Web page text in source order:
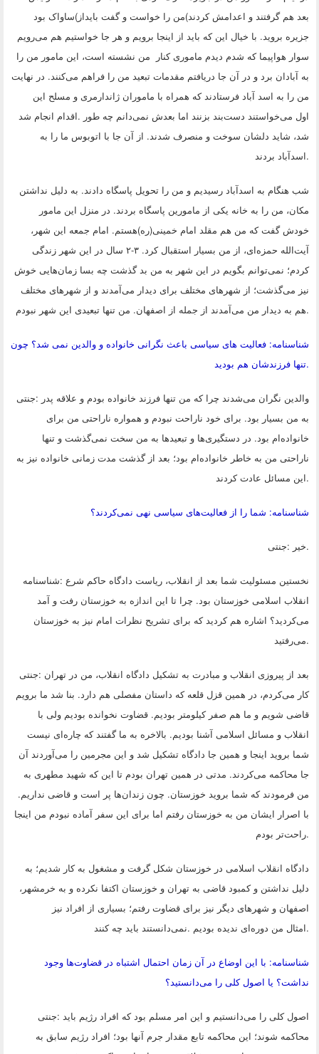
ساواک بود(بعد هم گرفتند و اعدامش کردند)من را خواست و گفت بایداز
جزیره بروید. با خیال این که باید از اینجا برویم و هر جا خواستیم هم می‌رویم
سوار هواپیما که شدم دیدم ماموری کنار من نشسته است، این مامور من را
به آبادان برد و در آن جا دریافتم مقدمات تبعید من را فراهم می‌کنند. در نهایت
من را به اسد آباد فرستادند که همراه با ماموران ژاندارمری و مسلح این
اقدام انجام شد. اول می‌خواستند دست‌بند بزنند اما بعدش نمی‌دانم چه طور
شد، شاید دلشان سوخت و منصرف شدند. از آن جا با اتوبوس ما را به
اسدآباد بردند.
شب هنگام به اسدآباد رسیدیم و من را تحویل پاسگاه دادند. به دلیل نداشتن
مکان، من را به خانه یکی از مامورین پاسگاه بردند. در منزل این مامور
خودش گفت که من هم مقلد امام خمینی(ره)هستم. امام جمعه این شهر،
آیت‌الله حمزه‌ای، از من بسیار استقبال کرد. ۳-۲ سال در این شهر زندگی
کردم؛ نمی‌توانم بگویم در این شهر به من بد گذشت چه بسا زمان‌هایی خوش
نیز می‌گذشت؛ از شهرهای مختلف برای دیدار می‌آمدند و از شهرهای مختلف
هم به دیدار من می‌آمدند از جمله از اصفهان. من تنها تبعیدی این شهر نبودم.
شناسنامه: فعالیت های سیاسی باعث نگرانی خانواده و والدین نمی شد؟ چون
تنها فرزندشان هم بودید.
جنتی: والدین نگران می‌شدند چرا که من تنها فرزند خانواده بودم و علاقه پدر
به من بسیار بود. برای خود ناراحت نبودم و همواره ناراحتی من برای
خانواده‌ام بود. در دستگیری‌ها و تبعیدها به من سخت نمی‌گذشت و تنها
ناراحتی من به خاطر خانواده‌ام بود؛ بعد از گذشت مدت زمانی خانواده نیز به
این مسائل عادت کردند.
شناسنامه: شما را از فعالیت‌های سیاسی نهی نمی‌کردند؟
جنتی: خیر.
شناسنامه: نخستین مسئولیت شما بعد از انقلاب، ریاست دادگاه حاکم شرع
انقلاب اسلامی خوزستان بود. چرا تا این اندازه به خوزستان رفت و آمد
می‌کردید؟ اشاره هم کردید که برای تشریح نظرات امام نیز به خوزستان
می‌رفتید.
جنتی: بعد از پیروزی انقلاب و مبادرت به تشکیل دادگاه انقلاب، من در تهران
کار می‌کردم، در همین قزل قلعه که داستان مفصلی هم دارد. بنا شد ما برویم
قاضی شویم و ما هم صفر کیلومتر بودیم. قضاوت نخوانده بودیم ولی با
انقلاب و مسائل اسلامی آشنا بودیم. بالاخره به ما گفتند که چاره‌ای نیست
شما بروید اینجا و همین جا دادگاه تشکیل شد و این مجرمین را می‌آوردند آن
جا محاکمه می‌کردند. مدتی در همین تهران بودم تا این که شهید مطهری به
من فرمودند که شما بروید خوزستان. چون زندان‌ها پر است و قاضی نداریم.
با اصرار ایشان من به خوزستان رفتم اما برای این سفر آماده نبودم من اینجا
راحت‌تر بودم.
دادگاه انقلاب اسلامی در خوزستان شکل گرفت و مشغول به کار شدیم؛ به
دلیل نداشتن و کمبود قاضی به تهران و خوزستان اکتفا نکرده و به خرمشهر،
اصفهان و شهرهای دیگر نیز برای قضاوت رفتم؛ بسیاری از افراد نیز
نمی‌دانستند باید چه کنند. امثال من دوره‌ای ندیده بودیم.
شناسنامه: با این اوضاع در آن زمان احتمال اشتباه در قضاوت‌ها وجود
نداشت؟ یا اصول کلی را می‌دانستید؟
جنتی: اصول کلی را می‌دانستیم و این امر مسلم بود که افراد رژیم باید
محاکمه شوند؛ این محاکمه تابع مقدار جرم آنها بود؛ افراد رژیم سابق به